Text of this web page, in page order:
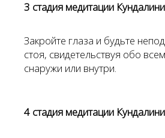
3 стадия медитации
Закройте глаза и будьте
стоя, свидетельствуя обо
снаружи или внутри.
4 стадия медитации